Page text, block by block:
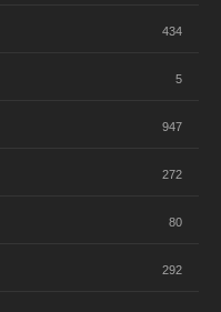
434
5
947
272
80
292